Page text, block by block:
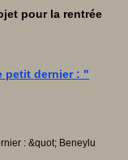
pour la rentrée
petit dernier : "